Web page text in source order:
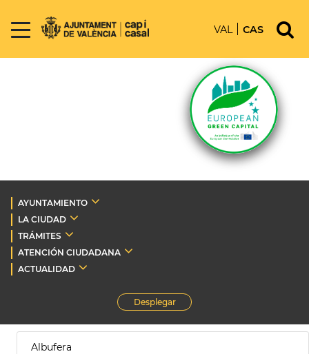
VAL CAS
AYUNTAMIENTO
LA CIUDAD
TRÁMITES
ATENCIÓN CIUDADANA
ACTUALIDAD
Desplegar
Albufera